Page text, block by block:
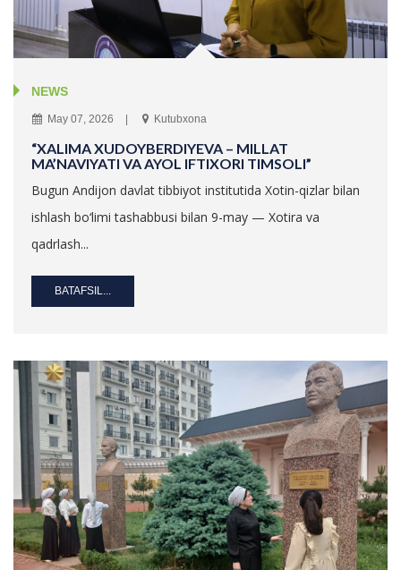
NEWS
May 07, 2026 Kutubxona
“XALIMA XUDOYBERDIYEVA – MILLAT
MA’NAVIYATI VA AYOL IFTIXORI TIMSOLI”
Bugun Andijon davlat tibbiyot institutida Xotin-qizlar bilan
ishlash bo‘limi tashabbusi bilan 9-may — Xotira va
qadrlash...
BATAFSIL...